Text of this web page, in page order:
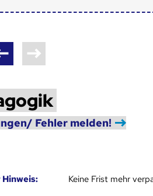
Fehler melden!
Keine Frist mehr